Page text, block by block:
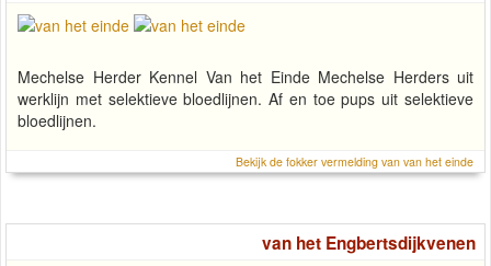
Mechelse Herder Kennel Van het Einde Mechelse Herders uit
werklijn met selektieve bloedlijnen. Af en toe pups uit selektieve
bloedlijnen.
Bekijk de fokker vermelding van van het einde
van het Engbertsdijkvenen